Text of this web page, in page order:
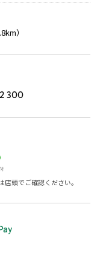
）
300
頭でご確認ください。